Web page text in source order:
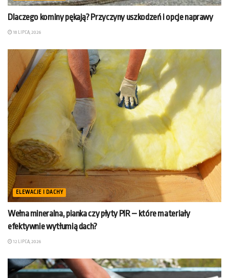
Dlaczego kominy pękają? Przyczyny uszkodzeń i opcje naprawy
18 LIPCA, 2026
ELEWACJE I DACHY
Wełna mineralna, pianka czy płyty PIR – które materiały
efektywnie wytłumią dach?
12 LIPCA, 2026